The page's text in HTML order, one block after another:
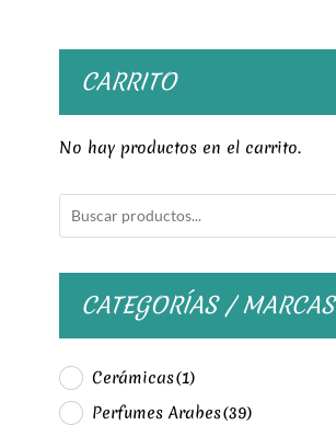
CARRITO
No hay productos en el carrito.
CATEGORÍAS / MARCAS
Cerámicas(1)
Perfumes Arabes(39)